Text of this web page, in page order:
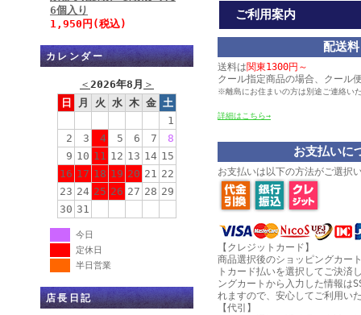
6個入り
1,950円(税込)
カレンダー
＜ 2026年8月 ＞
日
月 火 水 木 金 土
1
2
3 4 5 6 7
8
9 10 11 12 13 14 15
16 17 18 19 20 21 22
23 24 25 26 27 28 29
30 31
今日
定休日
半日営業
店長日記
ご利用案内
配送料
送料は関東1300円～
クール指定商品の場合、クール
※離島にお住まいの方は別途ご連絡い
詳細はこちら→
お支払いに
お支払いは以下の方法がご選択
【クレジットカード】
商品選択後のショッピングカー
トカード払いを選択してご決済
ングカートから入力した情報は
れますので、安心してご利用い
【代引】